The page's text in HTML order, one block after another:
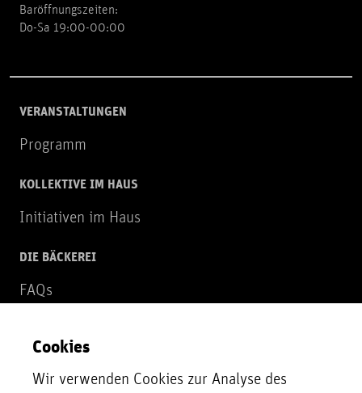
Baröffnungszeiten:
Do-Sa 19:00-00:00
VERANSTALTUNGEN
Programm
KOLLEKTIVE IM HAUS
Initiativen im Haus
DIE BÄCKEREI
FAQs
NEWSLETTER
Zur Newsletter Anmeldung
Cookies
Wir verwenden Cookies zur Analyse des